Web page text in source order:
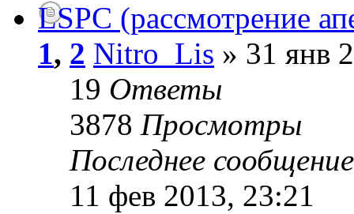
LSPC (рассмотрение
1, 2 Nitro_Lis » 31 янв
19 Ответы
3878 Просмотры
Последнее
11 фев 2013, 23:21